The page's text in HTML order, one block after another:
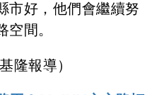
市好，他們會繼續努
空間。
隆報導）